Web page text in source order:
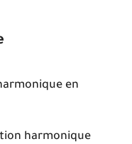
en
harmonique